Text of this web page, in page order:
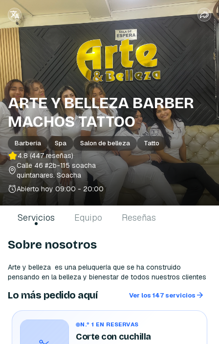
ARTE Y BELLEZA BARBER
MACHOS TATTOO
Barbería Spa Salon de belleza Tatto
4.8 (447 reseñas)
Calle 46 #2b-115 soacha
quintanares. Soacha
Abierto hoy 09:00 - 20:00
Servicios Equipo Reseñas
Sobre nosotros
Arte y belleza  es una peluquería que se ha construido
Lo más pedido aquí Ver los 147 servicios
N.º 1 EN RESERVAS
Corte con cuchilla